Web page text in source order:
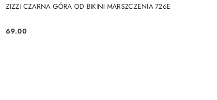
ZIZZI CZARNA GÓRA OD BIKINI MARSZCZENIA 726E
Cena:
69.00